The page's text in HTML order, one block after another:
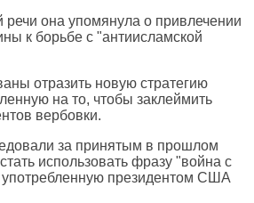
речи она упомянула о привлечении
к борьбе с "антиисламской
отразить новую стратегию
на то, чтобы заклеймить
вербовки.
за принятым в прошлом
использовать фразу "война с
президентом США